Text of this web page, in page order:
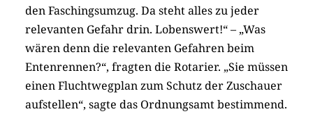
den Faschingsumzug. Da steht alles zu jeder
relevanten Gefahr drin. Lobenswert!“ – „Was
wären denn die relevanten Gefahren beim
Entenrennen?“, fragten die Rotarier. „Sie müssen
einen Fluchtwegplan zum Schutz der Zuschauer
aufstellen“, sagte das Ordnungsamt bestimmend.